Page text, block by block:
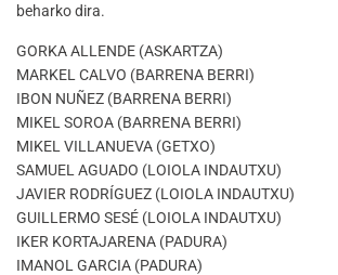
beharko dira.
GORKA ALLENDE (ASKARTZA)
MARKEL CALVO (BARRENA BERRI)
IBON NUÑEZ (BARRENA BERRI)
MIKEL SOROA (BARRENA BERRI)
MIKEL VILLANUEVA (GETXO)
SAMUEL AGUADO (LOIOLA INDAUTXU)
JAVIER RODRÍGUEZ (LOIOLA INDAUTXU)
GUILLERMO SESÉ (LOIOLA INDAUTXU)
IKER KORTAJARENA (PADURA)
IMANOL GARCIA (PADURA)